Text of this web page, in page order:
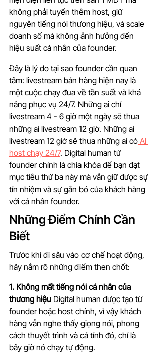
không phải tuyển thêm host, giữ
nguyên tiếng nói thương hiệu, và scale
doanh số mà không ảnh hưởng đến
hiệu suất cá nhân của founder.
Đây là lý do tại sao founder cần quan
tâm: livestream bán hàng hiện nay là
một cuộc chạy đua về tần suất và khả
năng phục vụ 24/7. Những ai chỉ
livestream 4 - 6 giờ một ngày sẽ thua
những ai livestream 12 giờ. Những ai
livestream 12 giờ sẽ thua những ai có AI
host chạy 24/7. Digital human từ
founder chính là chìa khóa để bạn đạt
mục tiêu thứ ba này mà vẫn giữ được sự
tín nhiệm và sự gắn bó của khách hàng
với cá nhân founder.
Những Điểm Chính Cần
Biết
Trước khi đi sâu vào cơ chế hoạt động,
hãy nắm rõ những điểm then chốt:
1. Không mất tiếng nói cá nhân của
thương hiệu Digital human được tạo từ
founder hoặc host chính, vì vậy khách
hàng vẫn nghe thấy giọng nói, phong
cách thuyết trình và cá tính đó, chỉ là
bây giờ nó chạy tự động.